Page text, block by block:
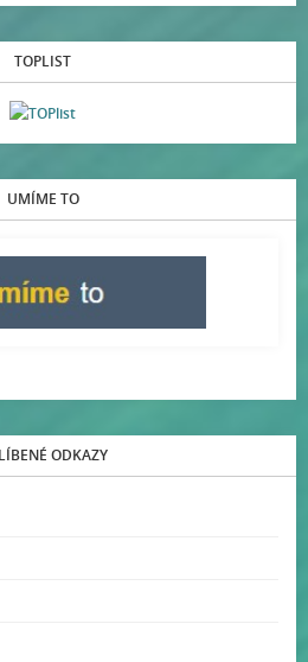
TOPLIST
UMÍME TO
ODKAZY